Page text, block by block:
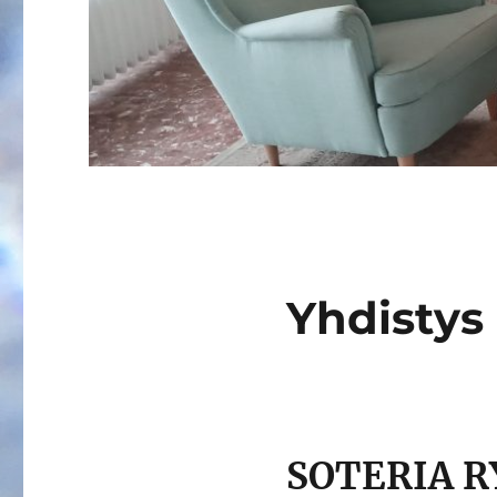
Yhdistys
SOTERIA